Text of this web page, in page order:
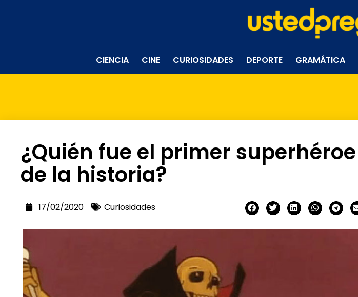
CIENCIA CINE CURIOSIDADES DEPORTE GRAMÁTICA
¿Quién fue el primer superhéroe
de la historia?
17/02/2020 Curiosidades